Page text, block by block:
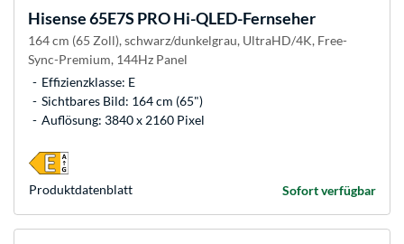
Hisense65E7S PRO Hi-QLED-Fernseher
164 cm (65 Zoll), schwarz/dunkelgrau, UltraHD/4K, Free-
Sync-Premium, 144Hz Panel
Effizienzklasse: E
Sichtbares Bild: 164 cm (65")
Auflösung: 3840 x 2160 Pixel
Sofort verfügbar
Produkt­datenblatt